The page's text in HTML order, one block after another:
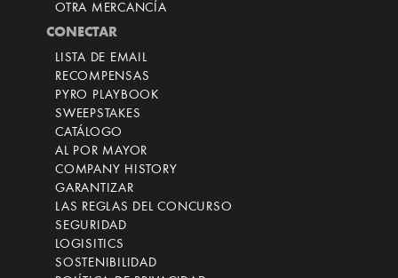
OTRA MERCANCÍA
CONECTAR
LISTA DE EMAIL
RECOMPENSAS
PYRO PLAYBOOK
SWEEPSTAKES
CATÁLOGO
AL POR MAYOR
COMPANY HISTORY
GARANTIZAR
LAS REGLAS DEL CONCURSO
SEGURIDAD
LOGISITICS
SOSTENIBILIDAD